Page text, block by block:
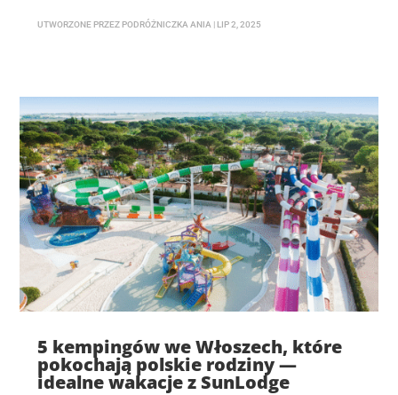
UTWORZONE PRZEZ PODRÓŻNICZKA ANIA | LIP 2, 2025
5 kempingów we Włoszech, które
pokochają polskie rodziny —
idealne wakacje z SunLodge